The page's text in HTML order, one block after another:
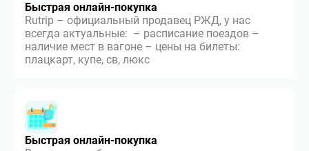
Быстрая онлайн-покупка
Rutrip – официальный продавец РЖД, у нас
всегда актуальные: – расписание поездов –
наличие мест в вагоне – цены на билеты:
плацкарт, купе, св, люкс
Быстрая онлайн-покупка